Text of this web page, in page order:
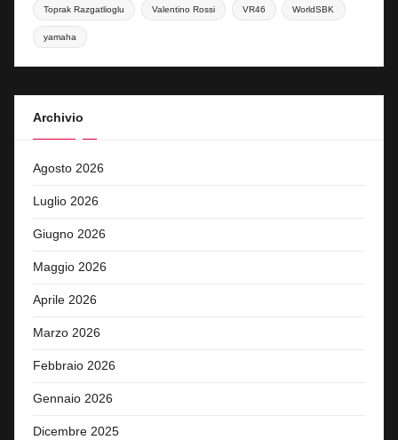
Toprak Razgatlioglu Valentino Rossi VR46 WorldSBK
yamaha
Archivio
Agosto 2026
Luglio 2026
Giugno 2026
Maggio 2026
Aprile 2026
Marzo 2026
Febbraio 2026
Gennaio 2026
Dicembre 2025